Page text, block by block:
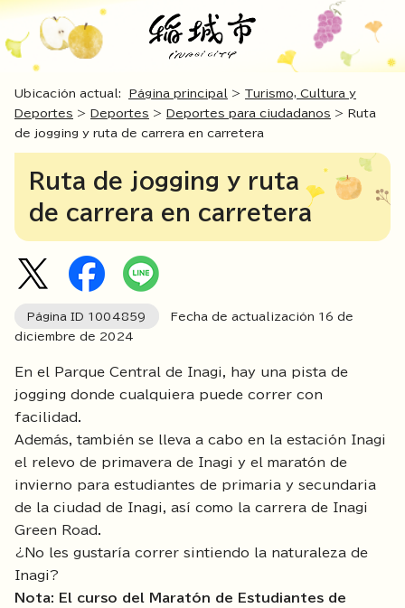
Ubicación actual: Página principal > Turismo, Cultura y
Deportes > Deportes > Deportes para ciudadanos > Ruta
de jogging y ruta de carrera en carretera
Ruta de jogging y ruta
de carrera en carretera
Página ID 1004859 Fecha de actualización 16 de
diciembre de 2024
En el Parque Central de Inagi, hay una pista de
jogging donde cualquiera puede correr con
facilidad.
Además, también se lleva a cabo en la estación Inagi
el relevo de primavera de Inagi y el maratón de
invierno para estudiantes de primaria y secundaria
de la ciudad de Inagi, así como la carrera de Inagi
Green Road.
¿No les gustaría correr sintiendo la naturaleza de
Inagi?
Nota: El curso del Maratón de Estudiantes de